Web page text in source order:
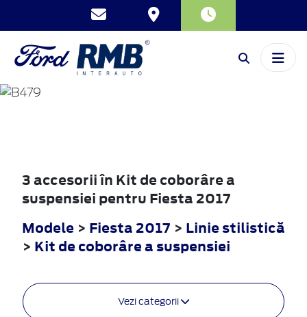
FIESTA
3 accesorii în Kit de coborâre a
suspensiei pentru Fiesta 2017
Modele > Fiesta 2017 > Linie stilistică
> Kit de coborâre a suspensiei
Vezi categorii